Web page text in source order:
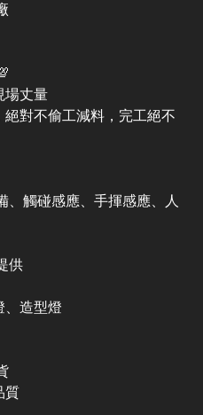
場丈量
對不偷工減料，完工絕不
、觸碰感應、手揮感應、人
供
、造型燈
質